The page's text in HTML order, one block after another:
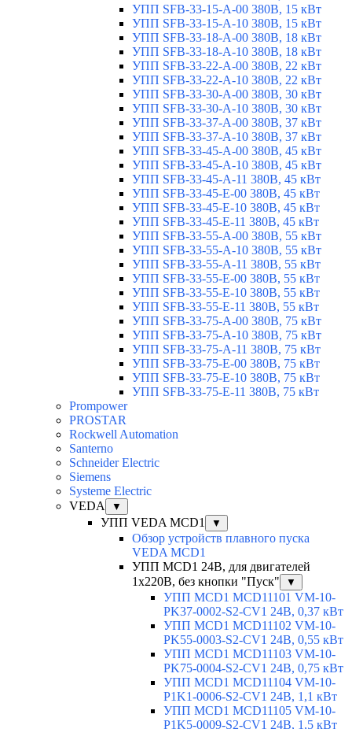
УПП SFB-33-15-A-00 380В, 15 кВт
УПП SFB-33-15-A-10 380В, 15 кВт
УПП SFB-33-18-A-00 380В, 18 кВт
УПП SFB-33-18-A-10 380В, 18 кВт
УПП SFB-33-22-A-00 380В, 22 кВт
УПП SFB-33-22-A-10 380В, 22 кВт
УПП SFB-33-30-A-00 380В, 30 кВт
УПП SFB-33-30-A-10 380В, 30 кВт
УПП SFB-33-37-A-00 380В, 37 кВт
УПП SFB-33-37-A-10 380В, 37 кВт
УПП SFB-33-45-A-00 380В, 45 кВт
УПП SFB-33-45-A-10 380В, 45 кВт
УПП SFB-33-45-A-11 380В, 45 кВт
УПП SFB-33-45-E-00 380В, 45 кВт
УПП SFB-33-45-E-10 380В, 45 кВт
УПП SFB-33-45-E-11 380В, 45 кВт
УПП SFB-33-55-A-00 380В, 55 кВт
УПП SFB-33-55-A-10 380В, 55 кВт
УПП SFB-33-55-A-11 380В, 55 кВт
УПП SFB-33-55-E-00 380В, 55 кВт
УПП SFB-33-55-E-10 380В, 55 кВт
УПП SFB-33-55-E-11 380В, 55 кВт
УПП SFB-33-75-A-00 380В, 75 кВт
УПП SFB-33-75-A-10 380В, 75 кВт
УПП SFB-33-75-A-11 380В, 75 кВт
УПП SFB-33-75-E-00 380В, 75 кВт
УПП SFB-33-75-E-10 380В, 75 кВт
УПП SFB-33-75-E-11 380В, 75 кВт
Prompower
PROSTAR
Rockwell Automation
Santerno
Schneider Electric
Siemens
Systeme Electric
VEDA
▼
УПП VEDA MCD1 ▼
Обзор устройств плавного пуска
VEDA MCD1
УПП MCD1 24В, для двигателей
1х220В, без кнопки "Пуск"
▼
УПП MCD1 MCD11101 VM-10-
PK37-0002-S2-CV1 24В, 0,37 кВт
УПП MCD1 MCD11102 VM-10-
PK55-0003-S2-CV1 24В, 0,55 кВт
УПП MCD1 MCD11103 VM-10-
PK75-0004-S2-CV1 24В, 0,75 кВт
УПП MCD1 MCD11104 VM-10-
P1K1-0006-S2-CV1 24В, 1,1 кВт
УПП MCD1 MCD11105 VM-10-
P1K5-0009-S2-CV1 24В, 1,5 кВт